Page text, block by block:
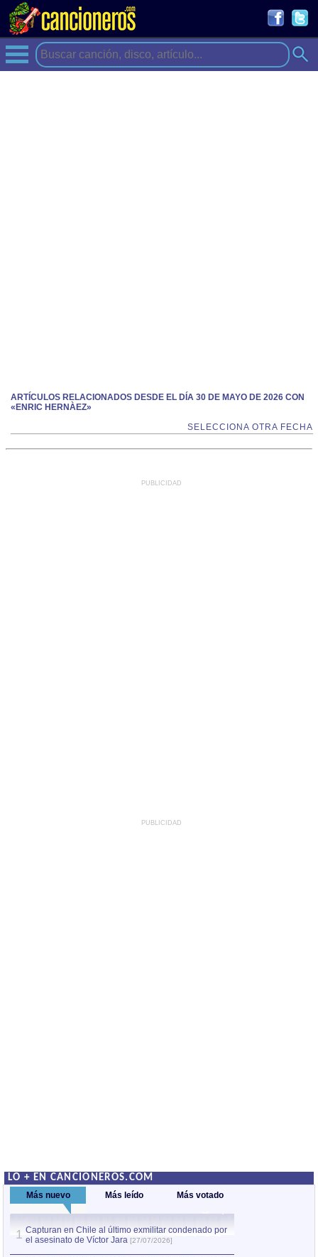
ARTÍCULOS RELACIONADOS DESDE EL DÍA 30 DE MAYO DE 2026 CON
«ENRIC HERNÀEZ»
SELECCIONA OTRA FECHA
PUBLICIDAD
PUBLICIDAD
LO + EN CANCIONEROS.COM
Más nuevo Más leído Más votado
1 Capturan en Chile al último exmilitar condenado por
el asesinato de Víctor Jara [27/07/2026]